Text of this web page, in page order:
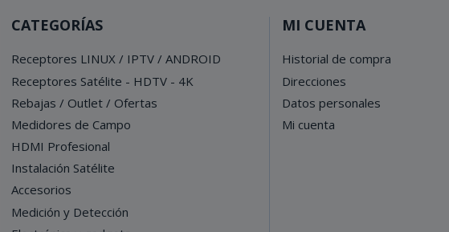
CATEGORÍAS
Receptores LINUX / IPTV / ANDROID
Receptores Satélite - HDTV - 4K
Rebajas / Outlet / Ofertas
Medidores de Campo
HDMI Profesional
Instalación Satélite
Accesorios
Medición y Detección
MI CUENTA
Historial de compra
Direcciones
Datos personales
Mi cuenta